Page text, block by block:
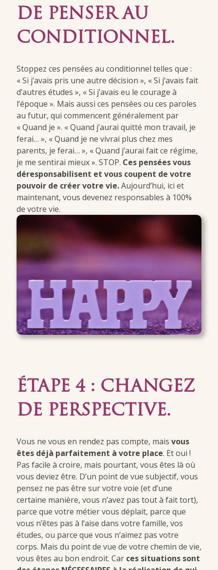
DE PENSER AU
CONDITIONNEL.
Stoppez ces pensées au conditionnel telles que :
« Si j’avais pris une autre décision », « Si j’avais fait
d’autres études », « Si j’avais eu le courage à
l’époque ». Mais aussi ces pensées ou ces paroles
au futur, qui commencent généralement par
« Quand je ». « Quand j’aurai quitté mon travail, je
ferai… », « Quand je ne vivrai plus chez mes
parents, je ferai… », « Quand j’aurai fait ce régime,
je me sentirai mieux ». STOP. Ces pensées vous
déresponsabilisent et vous coupent de votre
pouvoir de créer votre vie.Aujourd’hui, ici et
maintenant, vous devenez responsables à 100%
de votre vie.
ÉTAPE 4 : CHANGEZ
DE PERSPECTIVE.
Vous ne vous en rendez pas compte, mais vous
êtes déjà parfaitement à votre place. Et oui !
Pas facile à croire, mais pourtant, vous êtes là où
vous deviez être. D’un point de vue subjectif, vous
pensez ne pas être sur votre voie (et d’une
certaine manière, vous n’avez pas tout à fait tort),
parce que votre métier vous déplait, parce que
vous n’êtes pas à l’aise dans votre famille, vos
études, ou parce que vous n’aimez pas votre
corps. Mais du point de vue de votre chemin de vie,
vous êtes au bon endroit. Car ces situations sont